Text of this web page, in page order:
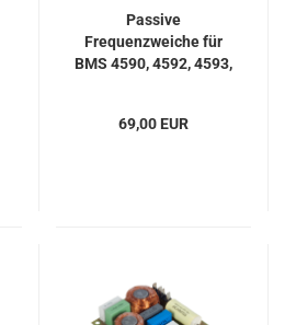
Passive
Frequenzweiche für
BMS 4590, 4592, 4593,
69,00 EUR